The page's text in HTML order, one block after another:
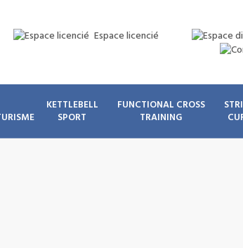
Espace licencié
KETTLEBELL
SPORT
FUNCTIONAL CROSS
TRAINING